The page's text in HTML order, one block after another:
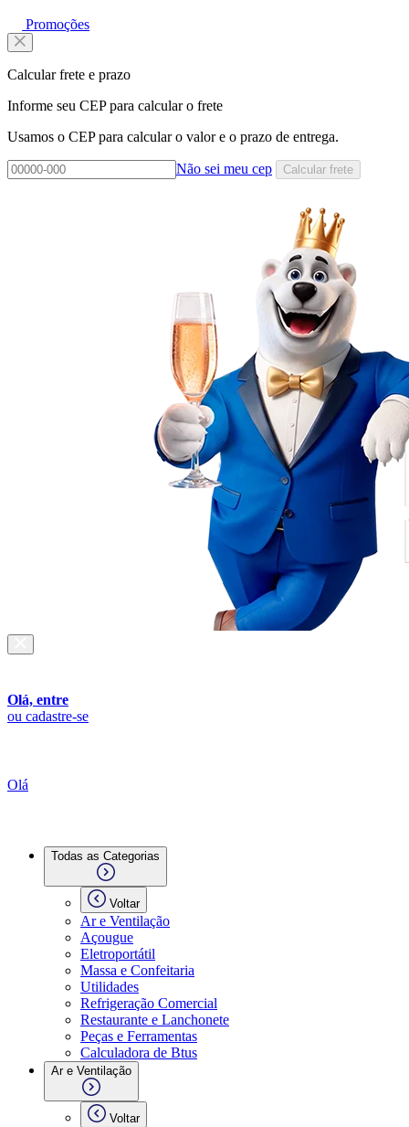
Promoções
Calcular frete e prazo
Informe seu CEP para calcular o frete
Usamos o CEP para calcular o valor e o prazo de entrega.
Não sei meu cep Calcular frete
Olá, entre
ou cadastre-se
Olá
Todas as Categorias
Voltar
Ar e Ventilação
Açougue
Eletroportátil
Massa e Confeitaria
Utilidades
Refrigeração Comercial
Restaurante e Lanchonete
Peças e Ferramentas
Calculadora de Btus
Ar e Ventilação
Voltar